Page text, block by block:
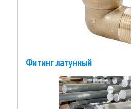
Фитинг латунный